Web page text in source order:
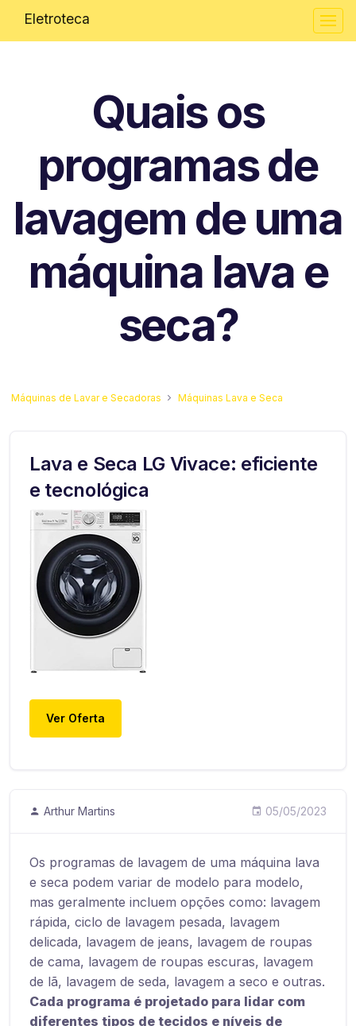
Eletroteca
Quais os
programas de
lavagem de uma
máquina lava e
seca?
Máquinas de Lavar e Secadoras Máquinas Lava e Seca
Lava e Seca LG Vivace: eficiente
e tecnológica
Ver Oferta
Arthur Martins 05/05/2023
Os programas de lavagem de uma máquina lava
e seca podem variar de modelo para modelo,
mas geralmente incluem opções como: lavagem
rápida, ciclo de lavagem pesada, lavagem
delicada, lavagem de jeans, lavagem de roupas
de cama, lavagem de roupas escuras, lavagem
de lã, lavagem de seda, lavagem a seco e outras.
Cada programa é projetado para lidar com
diferentes tipos de tecidos e níveis de